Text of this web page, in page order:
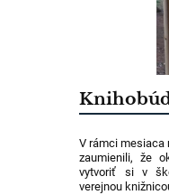
V rámci mesiaca
zaumienili, že
vytvoriť si v
verejnou